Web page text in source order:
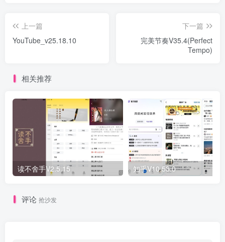
上一篇
YouTube_v25.18.10
下一篇
完美节奏V35.4(Perfect
Tempo)
相关推荐
读不舍手V2.5.15 知乎V10.53.0
评论 抢沙发